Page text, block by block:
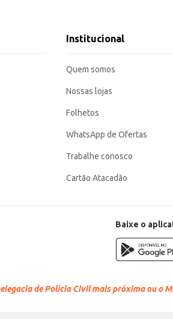
Institucional
Quem somos
Nossas lojas
Folhetos
WhatsApp de Ofertas
Trabalhe conosco
Cartão Atacadão
Baixe o
de Polícia Civil mais próxima ou o